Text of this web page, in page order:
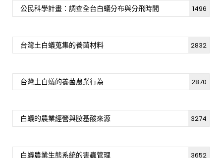
公民科學計畫：調查全台白蟻分布與分飛時間 1496
台灣土白蟻蒐集的養菌材料 2832
台灣土白蟻的養菌農業行為 2870
白蟻的農業經營與胺基酸來源 3274
白蟻農業生態系統的害蟲管理 3652